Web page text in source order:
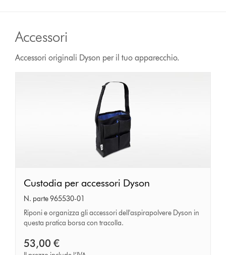
Accessori
Accessori originali Dyson per il tuo apparecchio.
Custodia
per
accessori
Dyson
Custodia per accessori Dyson
N. parte 965530-01
Riponi e organizza gli accessori dell'aspirapolvere Dyson in
questa pratica borsa con tracolla.
53,00 €